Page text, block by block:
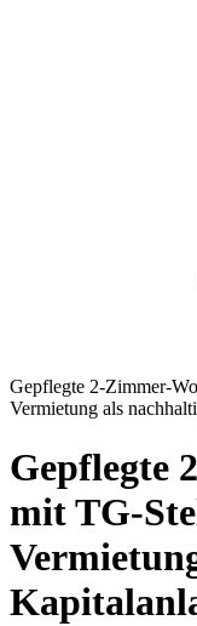
Gepflegte 2-Zimmer-
Vermietung als
Gepflegte
mit TG-